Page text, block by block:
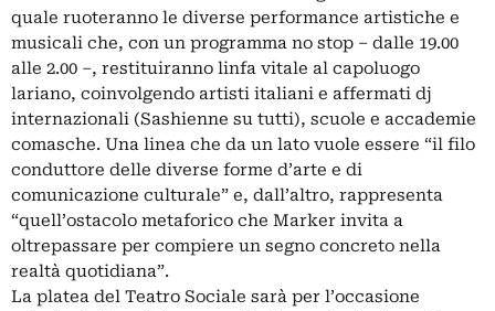
quale ruoteranno le diverse performance artistiche e
musicali che, con un programma no stop – dalle 19.00
alle 2.00 –, restituiranno linfa vitale al capoluogo
lariano, coinvolgendo artisti italiani e affermati dj
internazionali (Sashienne su tutti), scuole e accademie
comasche. Una linea che da un lato vuole essere “il filo
conduttore delle diverse forme d’arte e di
comunicazione culturale” e, dall’altro, rappresenta
“quell’ostacolo metaforico che Marker invita a
oltrepassare per compiere un segno concreto nella
realtà quotidiana”.
La platea del Teatro Sociale sarà per l’occasione